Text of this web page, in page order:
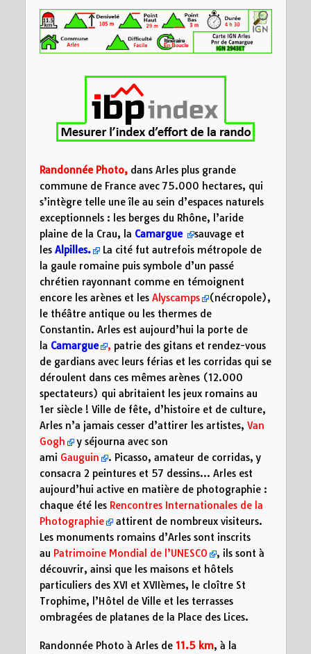
Insérez votre description formatée ici
50
Distance (km)
Altitude (m)
Nom:Arles et son
Distance:
Altitude minimum:
Altitude maximum:
Montée cumulée:
Descente
Randonnée Photo, dans Arles plus grande
commune de France avec 75.000 hectares, qui
s’intègre telle une île au sein d’espaces naturels
exceptionnels : les berges du Rhône, l’aride
plaine de la Crau, la Camargue
sauvage et
les Alpilles.
La cité fut autrefois métropole de
la gaule romaine puis symbole d’un passé
chrétien rayonnant comme en témoignent
encore les arènes et les Alyscamps
(nécropole),
le théâtre antique ou les thermes de
Constantin. Arles est aujourd’hui la porte de
la Camargue , patrie des gitans et rendez-vous
de gardians avec leurs férias et les corridas qui se
déroulent dans ces mêmes arènes (12.000
spectateurs) qui abritaient les jeux romains au
1er siècle ! Ville de fête, d’histoire et de culture,
Arles n’a jamais cesser d’attirer les artistes, Van
Gogh
y séjourna avec son
ami Gauguin
. Picasso, amateur de corridas, y
consacra 2 peintures et 57 dessins… Arles est
aujourd’hui active en matière de photographie :
chaque été les Rencontres Internationales de la
Photographie
attirent de nombreux visiteurs.
Les monuments romains d’Arles sont inscrits
au Patrimoine Mondial de l’UNESCO
, ils sont à
découvrir, ainsi que les maisons et hôtels
particuliers des XVI et XVIIèmes, le cloître St
Trophime, l’Hôtel de Ville et les terrasses
ombragées de platanes de la Place des Lices.
Randonnée Photo à Arles de 11.5 km, à la